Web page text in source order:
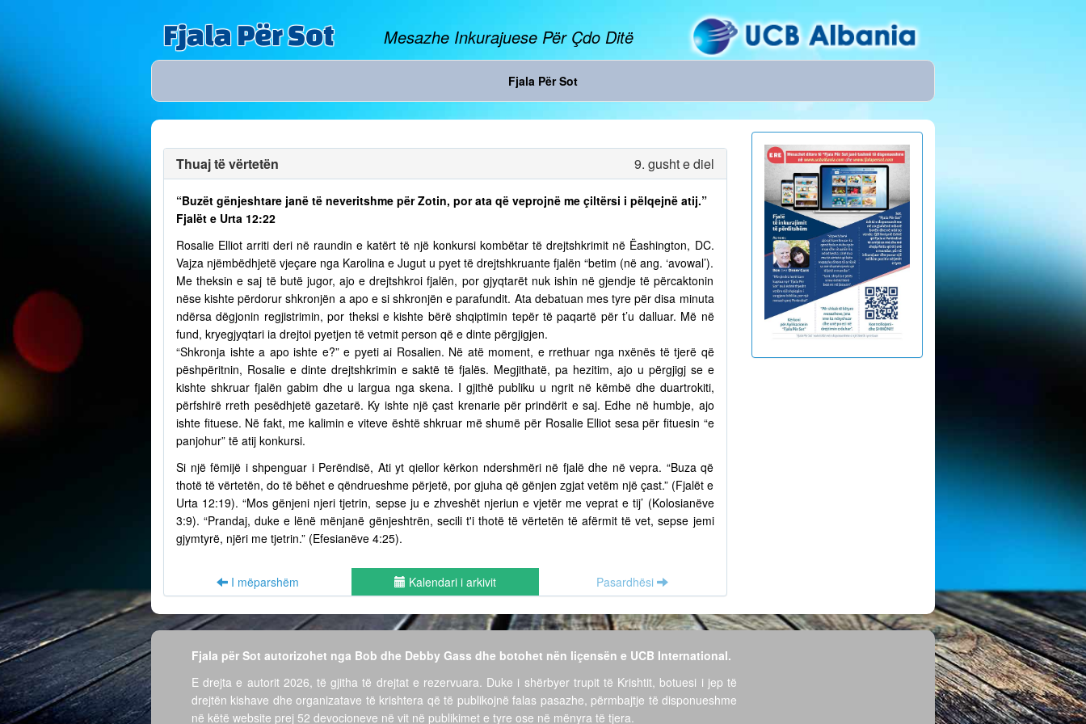
Fjala Për Sot Mesazhe Inkurajuese Për Çdo Ditë
Fjala Për Sot
Thuaj të vërtetën 9. gusht e diel
“Buzët gënjeshtare janë të neveritshme për Zotin, por ata që veprojnë me çiltërsi i pëlqejnë atij.”
Fjalët e Urta 12:22
Rosalie Elliot arriti deri në raundin e katërt të një konkursi kombëtar të drejtshkrimit në Ëashington, DC.
Vajza njëmbëdhjetë vjeçare nga Karolina e Jugut u pyet të drejtshkruante fjalën “betim (në ang. ‘avowal’).
Me theksin e saj të butë jugor, ajo e drejtshkroi fjalën, por gjyqtarët nuk ishin në gjendje të përcaktonin
nëse kishte përdorur shkronjën a apo e si shkronjën e parafundit. Ata debatuan mes tyre për disa minuta
ndërsa dëgjonin regjistrimin, por theksi e kishte bërë shqiptimin tepër të paqartë për t’u dalluar. Më në
fund, kryegjyqtari ia drejtoi pyetjen të vetmit person që e dinte përgjigjen.
“Shkronja ishte a apo ishte e?” e pyeti ai Rosalien. Në atë moment, e rrethuar nga nxënës të tjerë që
pëshpëritnin, Rosalie e dinte drejtshkrimin e saktë të fjalës. Megjithatë, pa hezitim, ajo u përgjigj se e
kishte shkruar fjalën gabim dhe u largua nga skena. I gjithë publiku u ngrit në këmbë dhe duartrokiti,
përfshirë rreth pesëdhjetë gazetarë. Ky ishte një çast krenarie për prindërit e saj. Edhe në humbje, ajo
ishte fituese. Në fakt, me kalimin e viteve është shkruar më shumë për Rosalie Elliot sesa për fituesin “e
panjohur” të atij konkursi.
Si një fëmijë i shpenguar i Perëndisë, Ati yt qiellor kërkon ndershmëri në fjalë dhe në vepra. “Buza që
thotë të vërtetën, do të bëhet e qëndrueshme përjetë, por gjuha që gënjen zgjat vetëm një çast.” (Fjalët e
Urta 12:19). “Mos gënjeni njeri tjetrin, sepse ju e zhveshët njeriun e vjetër me veprat e tij’ (Kolosianëve
3:9). “Prandaj, duke e lënë mënjanë gënjeshtrën, secili t'i thotë të vërtetën të afërmit të vet, sepse jemi
gjymtyrë, njëri me tjetrin.” (Efesianëve 4:25).
I mëparshëm Kalendari i arkivit Pasardhësi
Fjala për Sot autorizohet nga Bob dhe Debby Gass dhe botohet nën liçensën e UCB International.
E drejta e autorit 2026, të gjitha të drejtat e rezervuara. Duke i shërbyer trupit të Krishtit, botuesi i jep të
drejtën kishave dhe organizatave të krishtera që të publikojnë falas pasazhe, përmbajtje të disponueshme
në këtë website prej 52 devocioneve në vit në publikimet e tyre ose në mënyra të tjera.